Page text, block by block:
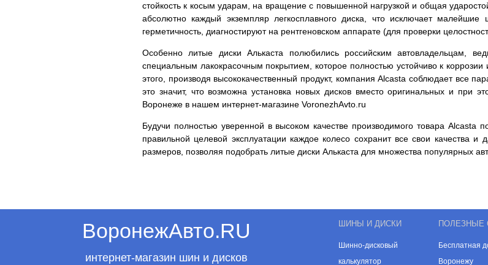
стойкость к косым ударам, на вращение с повышенной нагрузкой и общая
абсолютно каждый экземпляр легкосплавного диска, что исключает
герметичность, диагностируют на рентгеновском аппарате (для проверки
Особенно литые диски Алькаста полюбились российским автовладельцам,
специальным лакокрасочным покрытием, которое полностью устойчиво к
этого, производя высококачественный продукт, компания Alcasta соблюдает все
это значит, что возможна установка новых дисков вместо оригинальных и при
Воронеже в нашем интернет-магазине VoronezhAvto.ru
Будучи полностью уверенной в высоком качестве производимого товара
правильной целевой эксплуатации каждое колесо сохранит все свои
размеров, позволяя подобрать литые диски Алькаста для множества популярных
ВоронежАвто.RU
интернет-магазин шин и дисков
ШИНЫ И ДИСКИ
Шинно-дисковый
калькулятор
ПОЛЕЗНЫЕ
Бесплатная
Воронежу